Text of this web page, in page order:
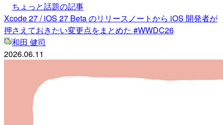
ちょっと話題の記事
Xcode 27 / iOS 27 Beta のリリースノートから iOS 開発者が
押さえておきたい変更点をまとめた #WWDC26
和田 健司
2026.06.11